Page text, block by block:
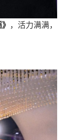
，活力满满，